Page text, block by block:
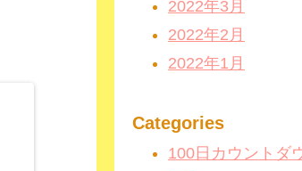
2022年3月
2022年2月
2022年1月
Categories
100日カウントダ